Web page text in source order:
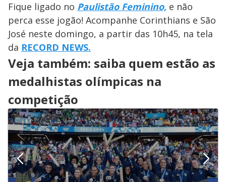
Fique ligado no Paulistão Feminino, e não
perca esse jogão! Acompanhe Corinthians e São
José neste domingo, a partir das 10h45, na tela
da RECORD NEWS.
Veja também: saiba quem estão as
medalhistas olímpicas na
competição